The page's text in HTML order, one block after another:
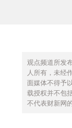
观点频道所发
人所有，未经
面媒体不得予
载授权并不包
不代表财新网